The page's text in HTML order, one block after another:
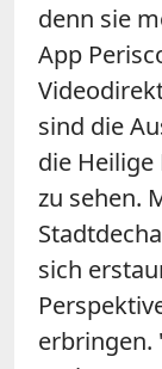
denn sie
App
sind die
die Heilige
zu sehen.
sich
erbringen.